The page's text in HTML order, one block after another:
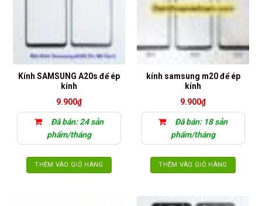
Kính SAMSUNG A20s để ép
kính
9.900₫
Đã bán: 24 sản
phẩm/tháng
THÊM VÀO GIỎ HÀNG
kính samsung m20 để ép
kính
9.900₫
Đã bán: 18 sản
phẩm/tháng
THÊM VÀO GIỎ HÀNG